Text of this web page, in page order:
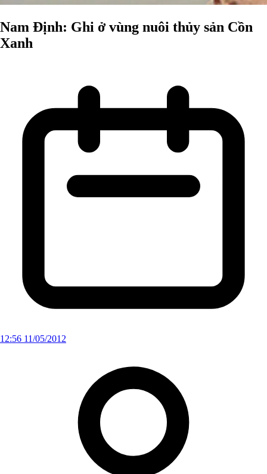
Nam Định: Ghi ở vùng nuôi thủy sản Cồn
Xanh
12:56 11/05/2012